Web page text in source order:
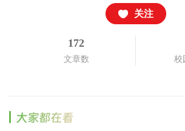
关注
172
文章数 校
大家都在看